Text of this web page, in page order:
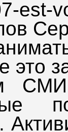
est-
это
СМИ,